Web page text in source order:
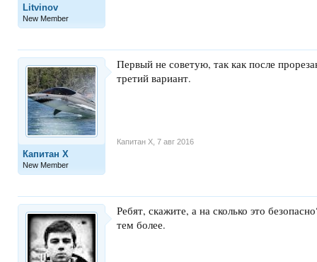
Litvinov
New Member
Капитан Х
New Member
Первый не советую, так как после
третий вариант.
Капитан Х 7 авг 2016
Ребят, скажите, а на сколько это
тем более.